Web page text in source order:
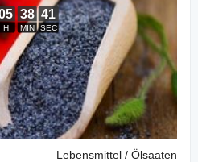
Lebensmittel / Ölsaaten